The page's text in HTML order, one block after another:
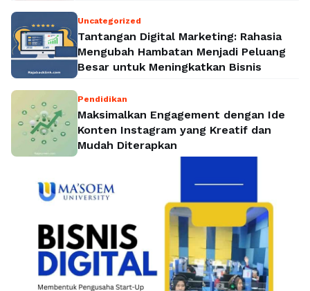
Uncategorized
Tantangan Digital Marketing: Rahasia
Mengubah Hambatan Menjadi Peluang
Besar untuk Meningkatkan Bisnis
Pendidikan
Maksimalkan Engagement dengan Ide
Konten Instagram yang Kreatif dan
Mudah Diterapkan